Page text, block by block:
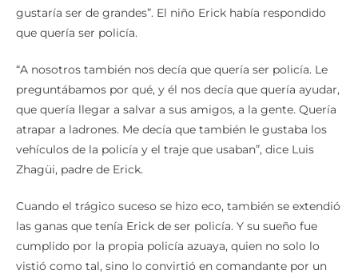
gustaría ser de grandes”. El niño Erick había respondido
que quería ser policía.
“A nosotros también nos decía que quería ser policía. Le
preguntábamos por qué, y él nos decía que quería ayudar,
que quería llegar a salvar a sus amigos, a la gente. Quería
atrapar a ladrones. Me decía que también le gustaba los
vehículos de la policía y el traje que usaban”, dice Luis
Zhagüi, padre de Erick.
Cuando el trágico suceso se hizo eco, también se extendió
las ganas que tenía Erick de ser policía. Y su sueño fue
cumplido por la propia policía azuaya, quien no solo lo
vistió como tal, sino lo convirtió en comandante por un